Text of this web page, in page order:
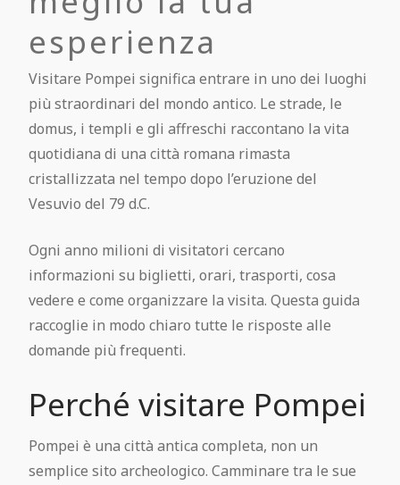
esperienza
Visitare Pompei significa entrare in uno dei luoghi
più straordinari del mondo antico. Le strade, le
domus, i templi e gli affreschi raccontano la vita
quotidiana di una città romana rimasta
cristallizzata nel tempo dopo l’eruzione del
Vesuvio del 79 d.C.
Ogni anno milioni di visitatori cercano
informazioni su biglietti, orari, trasporti, cosa
vedere e come organizzare la visita. Questa guida
raccoglie in modo chiaro tutte le risposte alle
domande più frequenti.
Perché visitare Pompei
Pompei è una città antica completa, non un
semplice sito archeologico. Camminare tra le sue
Tecniche di costruzione a Pompei
Le Divinità di Pompei: Un Mosaico di
Fede e Cultura
Gli schiavi a Pompei
Quadri mitologici delle case romane
Il Mosaico di Alessandro
I colori di Pompei
L'alimentazione dei Pompeiani
La Medicina a Pompei
Antiche ricette pompeiane
Lettera di Plinio a Tacito
Pompei Open Library
Pompei Arte Bus
Scarica la guida agli scavi di Pompei
Pompei Gratis
Regolamento visita
Biblioteca “Giuseppe Fiorelli”
Pompei City Map
Cosa visitare vicino Pompei
Contatti
Visitare Pompei: guida completa
Mann: Sezione Mosaici
Mann: Gabinetto Segreto
Mann: Gemme
Maschio Angioino, Napoli
Teatro San Carlo, Napoli
Museo del Tesoro di San Gennaro,
Napoli
Complesso monumentale di S.
Chiara, Napoli
Cappella S. Severo, Napoli